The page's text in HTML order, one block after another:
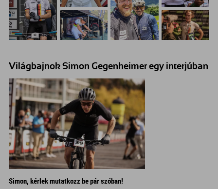
Világbajnok Simon Gegenheimer egy interjúban
Simon, kérlek mutatkozz be pár szóban!